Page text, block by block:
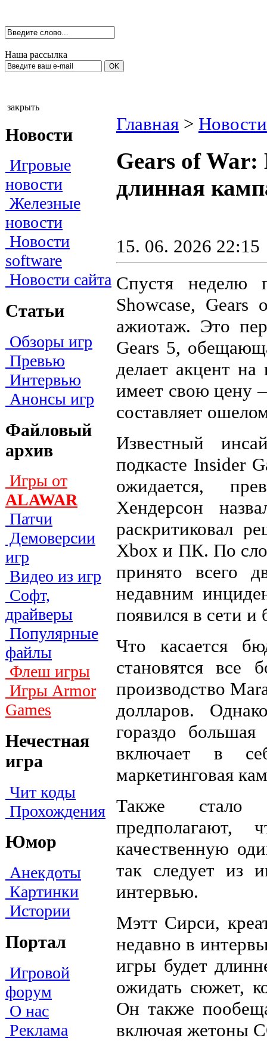
Наша рассылка
закрыть
Новости
Игровые
новости
Железные
новости
Новости
software
Новости сайта
Статьи
Обзоры игр
Превью
Интервью
Анонсы игр
Файловый
архив
Игры от
ALAWAR
Патчи
Демоверсии
игр
Видео из игр
Софт,
драйверы
Популярные
файлы
Флеш игры
Игры Armor
Games
Нечестная
игра
Чит коды
Прохождения
Юмор
Анекдоты
Картинки
Истории
Портал
Игровой
форум
О нас
Реклама
Главная >
Gears of
длинная
15. 06. 2026 22:15
Спустя неделю
Showcase,
ажиотаж. Это
Gears 5,
делает акцент
имеет свою цену
составляет
Известный
подкасте Insider
ожидается,
Хендерсон
раскритиковал
Xbox и ПК. По
принято всего
недавним
появился в сети и
Что касается
становятся все
производство
долларов.
гораздо
включает в
маркетинговая
Также стало
предполагают,
качественную
так следует из
интервью.
Мэтт Сирси,
недавно в
игры будет
ожидать сюжет,
Он также
включая жетоны